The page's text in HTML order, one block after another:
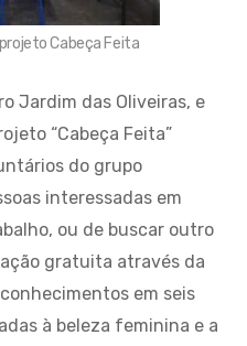
Cabeça Feita
Jardim das Oliveiras, e
“Cabeça Feita”
do grupo
interessadas em
ou de buscar outro
gratuita através da
em seis
à beleza feminina e a